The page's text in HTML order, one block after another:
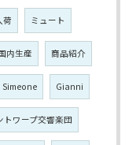
荷 ミュート
内生産 商品紹介
Simeone Gianni
トワープ交響楽団